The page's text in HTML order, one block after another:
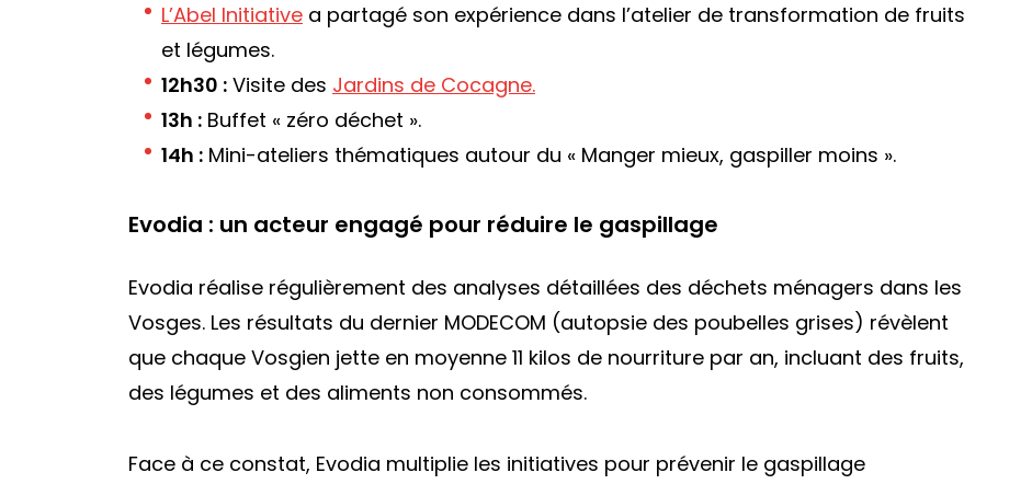
L’Abel Initiative a partagé son expérience dans l’atelier de transformation de fruits
et légumes.
12h30 : Visite des Jardins de Cocagne.
13h : Buffet « zéro déchet ».
14h : Mini-ateliers thématiques autour du « Manger mieux, gaspiller moins ».
Evodia : un acteur engagé pour réduire le gaspillage
Evodia réalise régulièrement des analyses détaillées des déchets ménagers dans les
Vosges. Les résultats du dernier MODECOM (autopsie des poubelles grises) révèlent
que chaque Vosgien jette en moyenne 11 kilos de nourriture par an, incluant des fruits,
des légumes et des aliments non consommés.
Face à ce constat, Evodia multiplie les initiatives pour prévenir le gaspillage